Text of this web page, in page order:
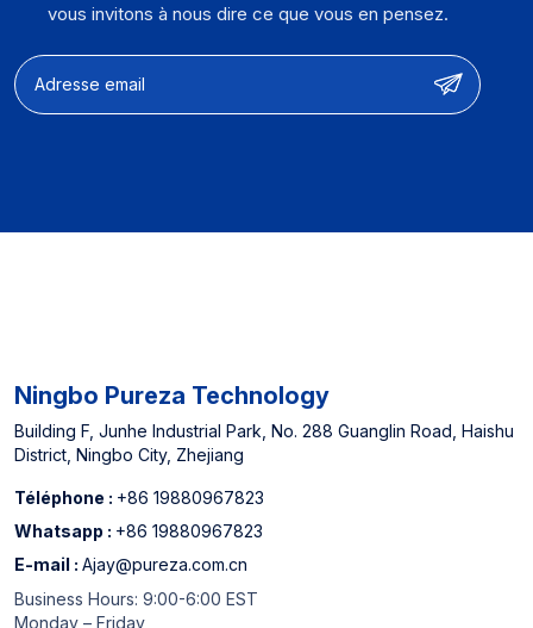
vous invitons à nous dire ce que vous en pensez.
Ningbo Pureza Technology
Building F, Junhe Industrial Park, No. 288 Guanglin Road, Haishu
District, Ningbo City, Zhejiang
Téléphone : +86 19880967823
Whatsapp : +86 19880967823
E-mail : Ajay@pureza.com.cn
Business Hours: 9:00-6:00 EST
Monday – Friday